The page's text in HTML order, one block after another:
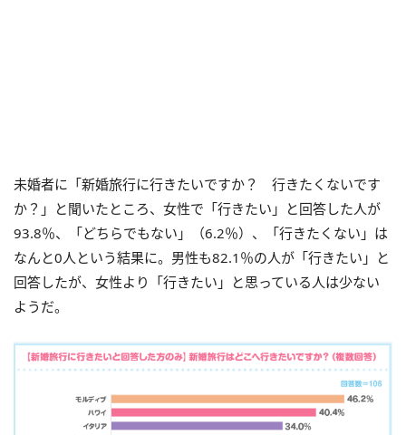
未婚者に「新婚旅行に行きたいですか？ 行きたくないです
か？」と聞いたところ、女性で「行きたい」と回答した人が
93.8％、「どちらでもない」（6.2％）、「行きたくない」は
なんと0人という結果に。男性も82.1％の人が「行きたい」と
回答したが、女性より「行きたい」と思っている人は少ない
ようだ。